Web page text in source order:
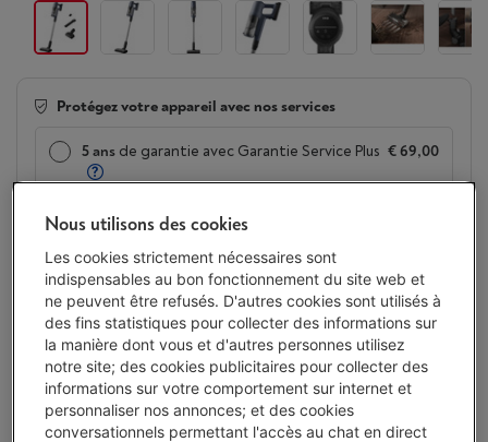
Protégez votre appareil avec nos services
5 ans de garantie avec Garantie Service Plus € 69,00
2 ans de garantie
Disponible-Voir le stock
€ 249,00
Ou payer par mois -Simulation
Attention, emprunter de l'argent coûte aussi de l'argent.
J'achète
Nous utilisons des cookies
Les cookies strictement nécessaires sont
indispensables au bon fonctionnement du site web et
ne peuvent être refusés. D'autres cookies sont utilisés à
des fins statistiques pour collecter des informations sur
la manière dont vous et d'autres personnes utilisez
notre site; des cookies publicitaires pour collecter des
informations sur votre comportement sur internet et
personnaliser nos annonces; et des cookies
conversationnels permettant l'accès au chat en direct